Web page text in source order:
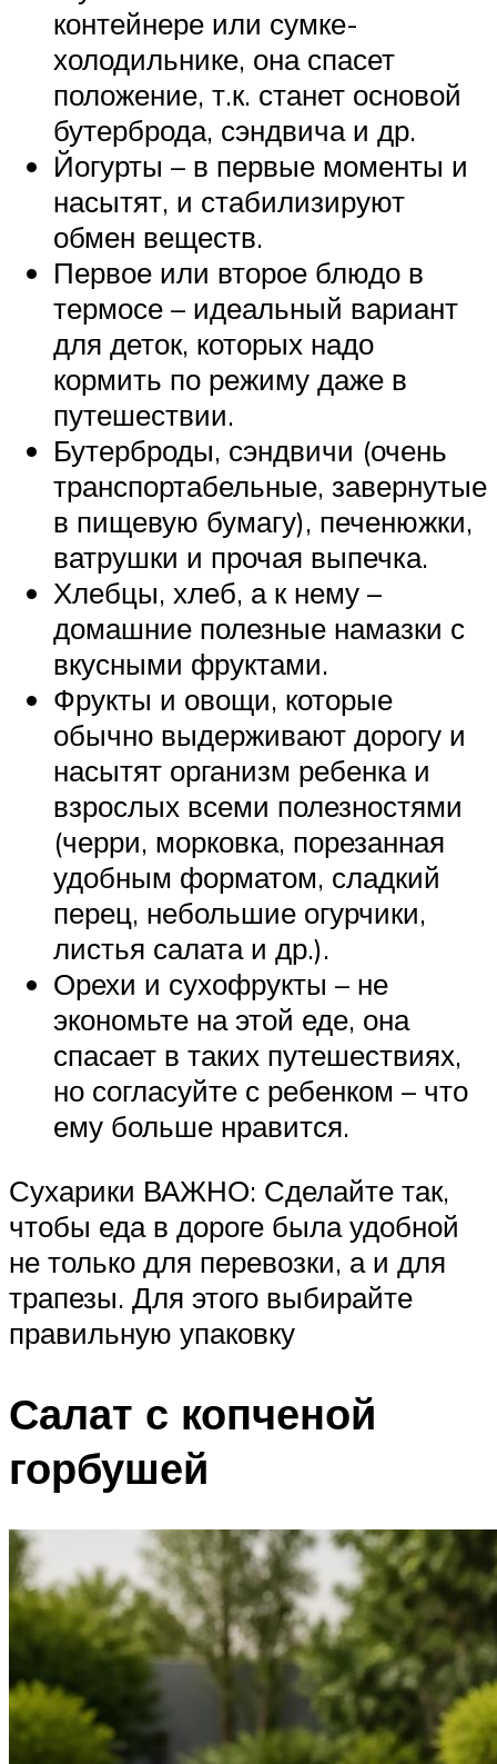
контейнере или сумке-
холодильнике, она спасет
положение, т.к. станет основой
бутерброда, сэндвича и др.
Йогурты – в первые моменты и
насытят, и стабилизируют
обмен веществ.
Первое или второе блюдо в
термосе – идеальный вариант
для деток, которых надо
кормить по режиму даже в
путешествии.
Бутерброды, сэндвичи (очень
транспортабельные, завернутые
в пищевую бумагу), печенюжки,
ватрушки и прочая выпечка.
Хлебцы, хлеб, а к нему –
домашние полезные намазки с
вкусными фруктами.
Фрукты и овощи, которые
обычно выдерживают дорогу и
насытят организм ребенка и
взрослых всеми полезностями
(черри, морковка, порезанная
удобным форматом, сладкий
перец, небольшие огурчики,
листья салата и др.).
Орехи и сухофрукты – не
экономьте на этой еде, она
спасает в таких путешествиях,
но согласуйте с ребенком – что
ему больше нравится.
Сухарики ВАЖНО: Сделайте так,
чтобы еда в дороге была удобной
не только для перевозки, а и для
трапезы. Для этого выбирайте
правильную упаковку
Салат с копченой
горбушей